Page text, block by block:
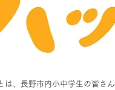
は、長野市内小中学生の皆